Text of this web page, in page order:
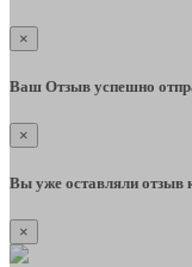
×
Ваш Отзыв успешно
×
Вы уже оставляли отзыв
×